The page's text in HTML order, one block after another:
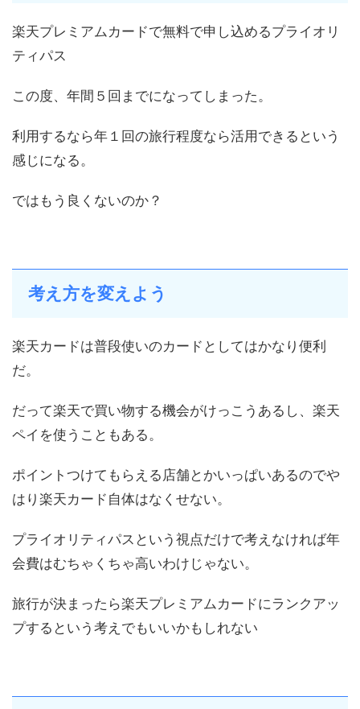
楽天プレミアムカードで無料で申し込めるプライオリ
ティパス
この度、年間５回までになってしまった。
利用するなら年１回の旅行程度なら活用できるという
感じになる。
ではもう良くないのか？
考え方を変えよう
楽天カードは普段使いのカードとしてはかなり便利
だ。
だって楽天で買い物する機会がけっこうあるし、楽天
ペイを使うこともある。
ポイントつけてもらえる店舗とかいっぱいあるのでや
はり楽天カード自体はなくせない。
プライオリティパスという視点だけで考えなければ年
会費はむちゃくちゃ高いわけじゃない。
旅行が決まったら楽天プレミアムカードにランクアッ
プするという考えでもいいかもしれない